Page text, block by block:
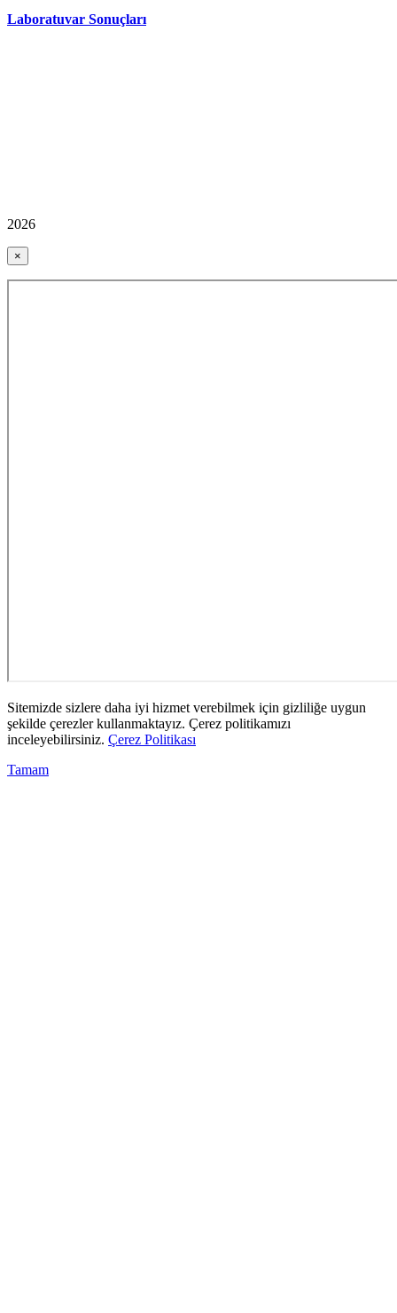
Laboratuvar Sonuçları
2026
×
Sitemizde sizlere daha iyi hizmet verebilmek için gizliliğe uygun
şekilde çerezler kullanmaktayız. Çerez politikamızı
inceleyebilirsiniz. Çerez Politikası
Tamam